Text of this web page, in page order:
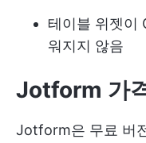
테이블 위젯이
워지지 않음
Jotform 가
Jotform은 무료 버